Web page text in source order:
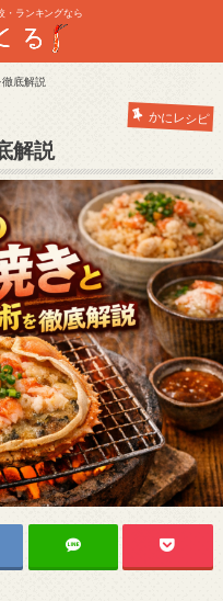
・ランキングなら
底解説
かにレシピ
解説